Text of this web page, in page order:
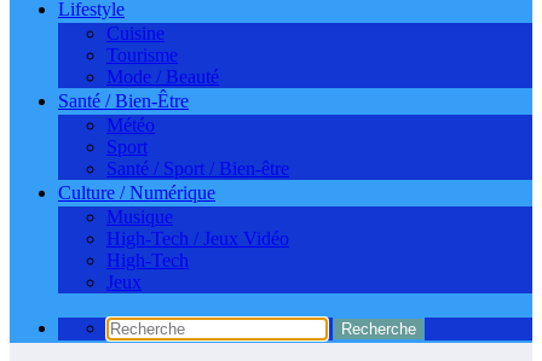
Lifestyle
Cuisine
Tourisme
Mode / Beauté
Santé / Bien-Être
Météo
Sport
Santé / Sport / Bien-être
Culture / Numérique
Musique
High-Tech / Jeux Vidéo
High-Tech
Jeux